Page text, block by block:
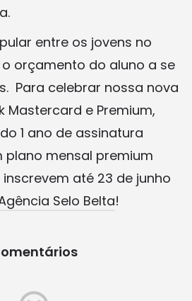
entre os jovens no
orçamento do aluno a se
Para celebrar nossa nova
Mastercard e Premium,
1 ano de assinatura
plano mensal premium
até 23 de junho
Selo Belta!